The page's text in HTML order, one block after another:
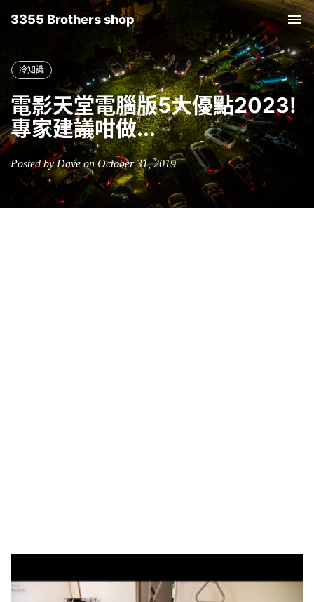
3355 Brothers shop
冷知識
電影天堂電腦版5大優點2023!
專家建議咁做...
Posted by Dave on October 31, 2019